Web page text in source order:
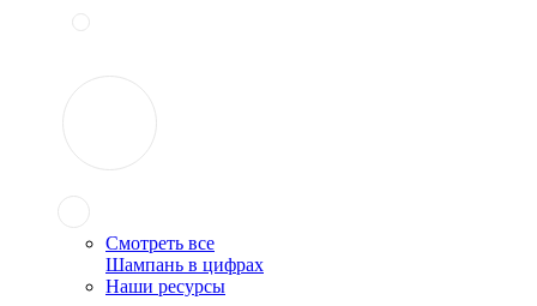
Смотреть все
Шампань в цифрах
Наши ресурсы